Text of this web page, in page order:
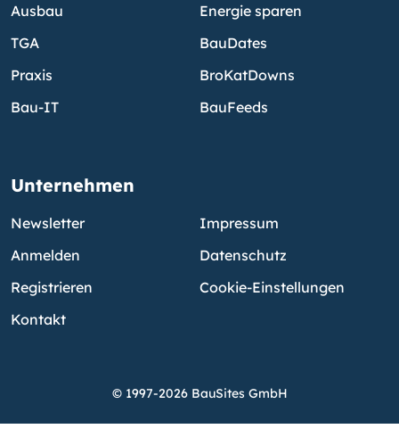
Ausbau
TGA
Praxis
Bau-IT
Energie sparen
BauDates
BroKatDowns
BauFeeds
Unternehmen
Newsletter
Anmelden
Registrieren
Kontakt
Impressum
Datenschutz
Cookie-Einstellungen
© 1997-2026 BauSites GmbH